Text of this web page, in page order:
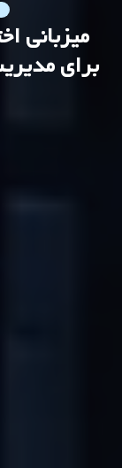
میزبانی
برای